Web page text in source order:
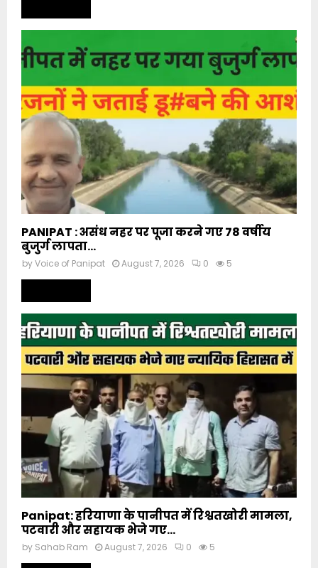
PANIPAT : असंध नहर पर पूजा करने गए 78 वर्षीय
बुजुर्ग लापता...
byVoice of Panipat August 7, 2026 0 5
Panipat: हरियाणा के पानीपत में रिश्वतखोरी मामला,
पटवारी और सहायक भेजे गए...
by Sahab Ram August 7, 2026 0 5